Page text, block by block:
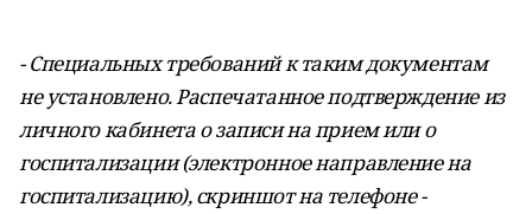
- Специальных требований к таким документам
не установлено. Распечатанное подтверждение из
личного кабинета о записи на прием или о
госпитализации (электронное направление на
госпитализацию), скриншот на телефоне -